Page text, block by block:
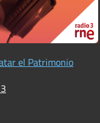
el Patrimonio